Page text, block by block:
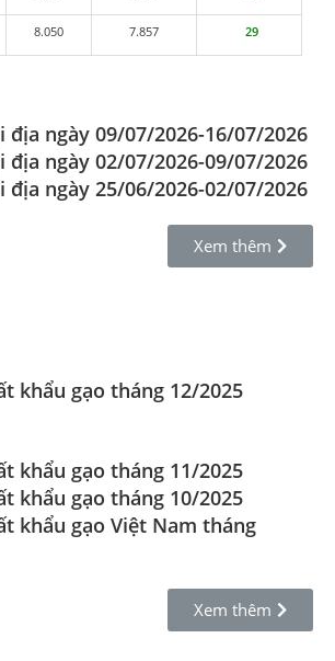
8.050 7.857 29
địa ngày 09/07/2026-16/07/2026
địa ngày 02/07/2026-09/07/2026
địa ngày 25/06/2026-02/07/2026
Xem thêm
khẩu gạo tháng 12/2025
khẩu gạo tháng 11/2025
khẩu gạo tháng 10/2025
khẩu gạo Việt Nam tháng
Xem thêm